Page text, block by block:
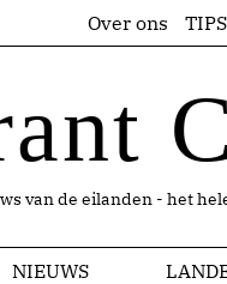
Over ons
van de eilanden - het
NIEUWS